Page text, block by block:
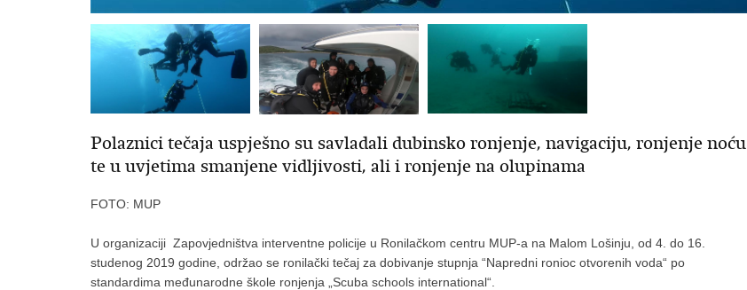
Polaznici tečaja uspješno su savladali dubinsko ronjenje, navigaciju, ronjenje noću
te u uvjetima smanjene vidljivosti, ali i ronjenje na olupinama
FOTO: MUP
U organizaciji Zapovjedništva interventne policije u Ronilačkom centru MUP-a na Malom Lošinju, od 4. do 16.
studenog 2019 godine, održao se ronilački tečaj za dobivanje stupnja “Napredni ronioc otvorenih voda“ po
standardima međunarodne škole ronjenja „Scuba schools international“.